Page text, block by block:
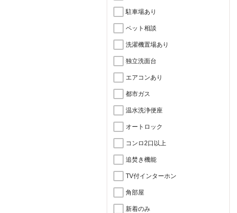
駐車場あり
ペット相談
洗濯機置場あり
独立洗面台
エアコンあり
都市ガス
温水洗浄便座
オートロック
コンロ2口以上
追焚き機能
TV付インターホン
角部屋
新着のみ